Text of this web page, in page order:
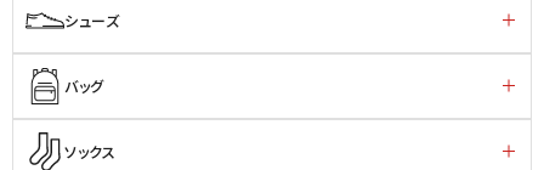
シューズ
バッグ
ソックス